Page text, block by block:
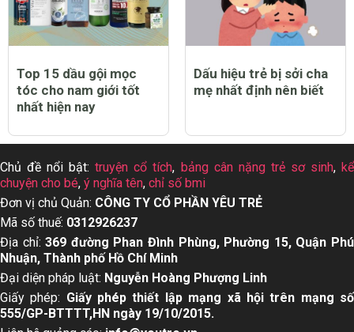
Top 15 dầu gội mọc
tóc cho nam giới tốt
nhất hiện nay
Dấu hiệu trẻ bị sởi cha
mẹ nhất định nên biết
Chủ đề nổi bật:truyện cổ tích,
chuyện cho bé ,ý nghĩa tên, chỉ số bmi
Đơn vị chủ Quản: CÔNG TY CỔ PHẦN YÊU TRẺ
Mã số thuế: 0312926237